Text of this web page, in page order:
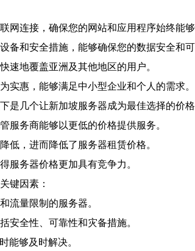
连接，确保您的网站和应用程序始终能够
和安全措施，能够确保您的数据安全和可
速地覆盖亚洲及其他地区的用户。
实惠，能够满足中小型企业和个人的需求。
是几个让新加坡服务器成为最佳选择的价格
服务商能够以更低的价格提供服务。
低，进而降低了服务器租赁价格。
服务器价格更加具有竞争力。
键因素：
流量限制的服务器。
安全性、可靠性和灾备措施。
能够及时解决。